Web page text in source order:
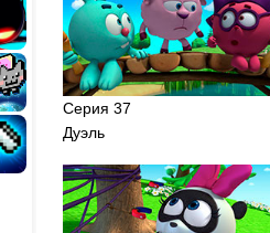
Серия 37
Дуэль